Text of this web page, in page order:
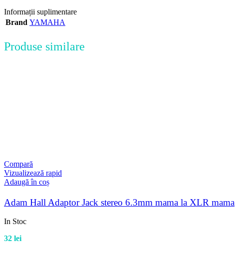
Informații suplimentare
Brand YAMAHA
Produse similare
Compară
Vizualizează rapid
Adaugă în coș
Adam Hall Adaptor Jack stereo 6.3mm mama la XLR mama
In Stoc
32 lei